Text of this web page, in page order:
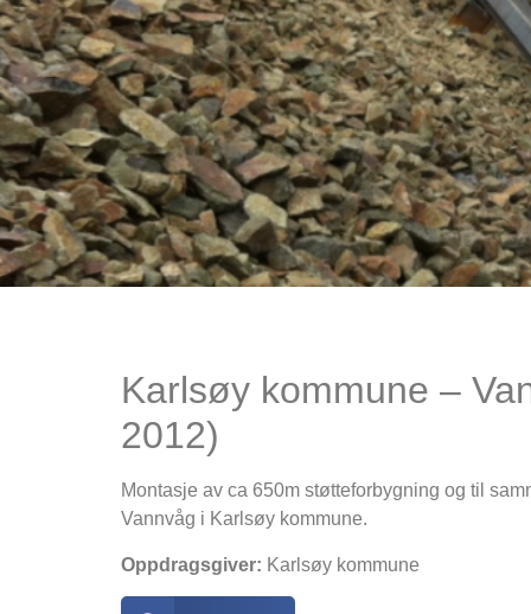
Karlsøy kommune –
2012)
Montasje av ca 650m støtteforbygning og til
Vannvåg i Karlsøy kommune.
Oppdragsgiver: Karlsøy kommune